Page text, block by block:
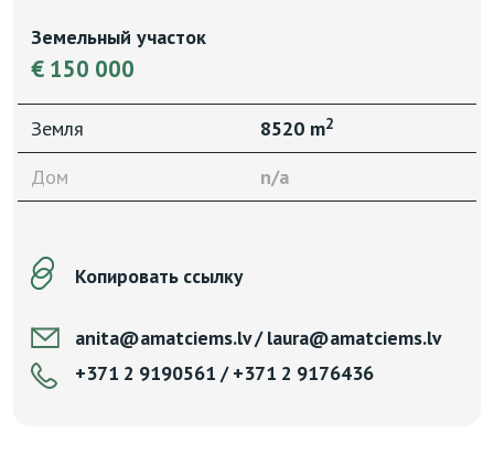
Земельный участок
€ 150 000
Земля 8520 m2
Дом n/a
Копировать ссылку
anita@amatciems.lv / laura@amatciems.lv
+371 2 9190561 / +371 2 9176436